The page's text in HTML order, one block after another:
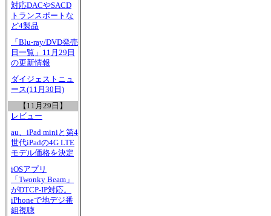
対応DACやSACD
トランスポートな
ど4製品
「Blu-ray/DVD発売
日一覧」11月29日
の更新情報
ダイジェストニュ
ース(11月30日)
【11月29日】
レビュー
au、iPad miniと第4
世代iPadの4G LTE
モデル価格を決定
iOSアプリ
「Twonky Beam」
がDTCP-IP対応。
iPhoneで地デジ番
組視聴